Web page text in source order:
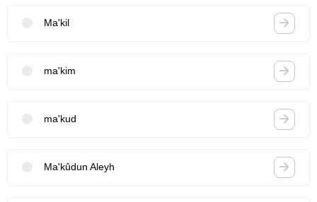
Ma'kil
ma'kim
ma'kud
Ma'kûdun Aleyh